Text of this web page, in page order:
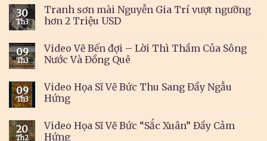
30
Th3
Tranh sơn mài Nguyễn Gia Trí vượt ngưỡng
hơn 2 Triệu USD
09
Th3
Video Vẽ Bến đợi – Lời Thì Thầm Của Sông
Nước Và Đồng Quê
09
Th3
Video Họa Sĩ Vẽ Bức Thu Sang Đầy Ngẫu
Hứng
20
Th2
Video Họa Sĩ Vẽ Bức “Sắc Xuân” Đầy Cảm
Hứng